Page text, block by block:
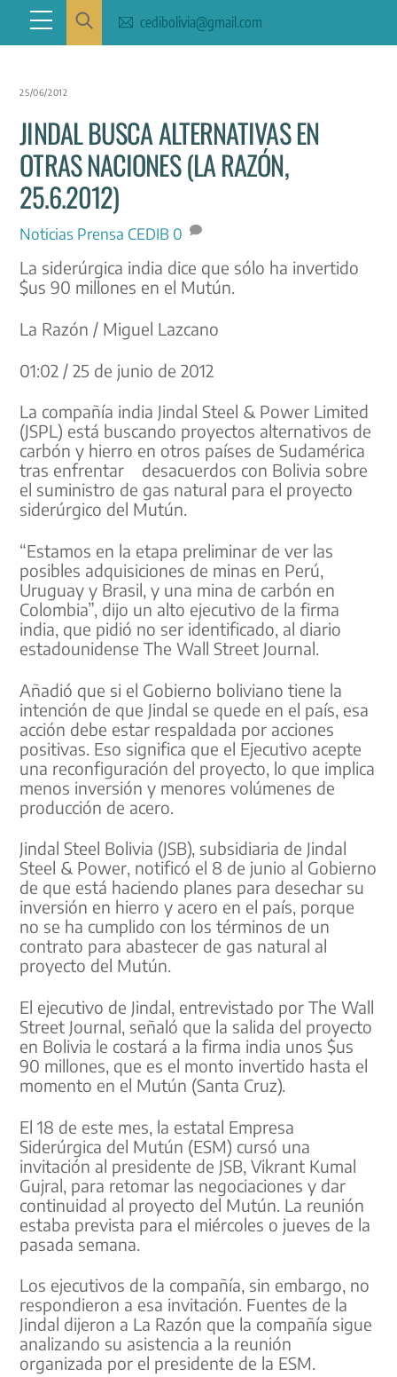
content
Menu cedibolivia@gmail.com
25/06/2012
JINDAL BUSCA ALTERNATIVAS EN
OTRAS NACIONES (LA RAZÓN,
25.6.2012)
Noticias Prensa CEDIB 0
La siderúrgica india dice que sólo ha invertido
$us 90 millones en el Mutún.
La Razón / Miguel Lazcano
01:02 / 25 de junio de 2012
La compañía india Jindal Steel & Power Limited
(JSPL) está buscando proyectos alternativos de
carbón y hierro en otros países de Sudamérica
tras enfrentar desacuerdos con Bolivia sobre
el suministro de gas natural para el proyecto
siderúrgico del Mutún.
“Estamos en la etapa preliminar de ver las
posibles adquisiciones de minas en Perú,
Uruguay y Brasil, y una mina de carbón en
Colombia”, dijo un alto ejecutivo de la firma
india, que pidió no ser identificado, al diario
estadounidense The Wall Street Journal.
Añadió que si el Gobierno boliviano tiene la
intención de que Jindal se quede en el país, esa
acción debe estar respaldada por acciones
positivas. Eso significa que el Ejecutivo acepte
una reconfiguración del proyecto, lo que implica
menos inversión y menores volúmenes de
producción de acero.
Jindal Steel Bolivia (JSB), subsidiaria de Jindal
Steel & Power, notificó el 8 de junio al Gobierno
de que está haciendo planes para desechar su
inversión en hierro y acero en el país, porque
no se ha cumplido con los términos de un
contrato para abastecer de gas natural al
proyecto del Mutún.
El ejecutivo de Jindal, entrevistado por The Wall
Street Journal, señaló que la salida del proyecto
en Bolivia le costará a la firma india unos $us
90 millones, que es el monto invertido hasta el
momento en el Mutún (Santa Cruz).
El 18 de este mes, la estatal Empresa
Siderúrgica del Mutún (ESM) cursó una
invitación al presidente de JSB, Vikrant Kumal
Gujral, para retomar las negociaciones y dar
continuidad al proyecto del Mutún. La reunión
estaba prevista para el miércoles o jueves de la
pasada semana.
Los ejecutivos de la compañía, sin embargo, no
respondieron a esa invitación. Fuentes de la
Jindal dijeron a La Razón que la compañía sigue
analizando su asistencia a la reunión
organizada por el presidente de la ESM.